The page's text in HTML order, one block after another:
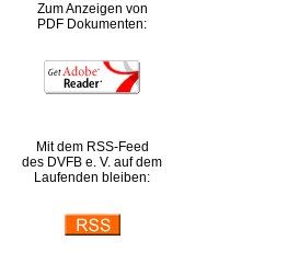
Zum Anzeigen von
PDF Dokumenten:
Mit dem RSS-Feed
des DVFB e. V. auf dem
Laufenden bleiben: